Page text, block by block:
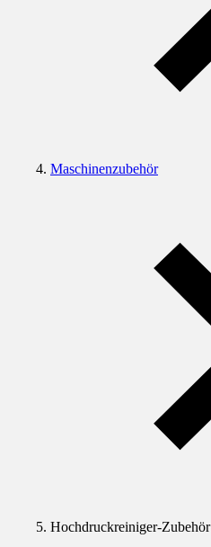
Maschinenzubehör
Hochdruckreiniger-Zubehör